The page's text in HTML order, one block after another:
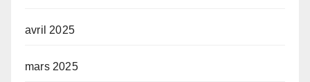
avril 2025
mars 2025